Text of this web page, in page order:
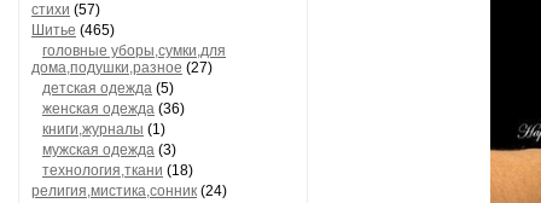
стихи (57)
Шитье (465)
головные уборы,сумки,для
дома,подушки,разное (27)
детская одежда (5)
женская одежда (36)
книги,журналы (1)
мужская одежда (3)
технология,ткани (18)
религия,мистика,сонник (24)